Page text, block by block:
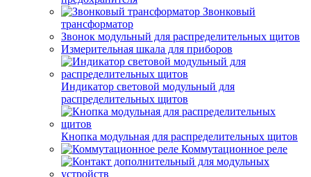
Звонковый
трансформатор
Звонок модульный для распределительных щитов
Измерительная шкала для приборов
Индикатор световой модульный для
распределительных щитов
Кнопка модульная для распределительных щитов
Коммутационное реле